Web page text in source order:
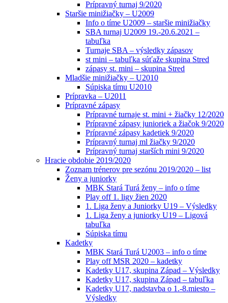
Prípravný turnaj 9/2020
Staršie minižiačky – U2009
Info o tíme U2009 – staršie minižiačky
SBA turnaj U2009 19.-20.6.2021 –
tabuľka
Turnaje SBA – výsledky zápasov
st mini – tabuľka súťaže skupina Stred
zápasy st. mini – skupina Stred
Mladšie minižiačky – U2010
Súpiska tímu U2010
Prípravka – U2011
Prípravné zápasy
Prípravné turnaje st. mini + žiačky 12/2020
Prípravné zápasy junioriek a žiačok 9/2020
Prípravné zápasy kadetiek 9/2020
Prípravný turnaj ml žiačky 9/2020
Prípravný turnaj starších mini 9/2020
Hracie obdobie 2019/2020
Zoznam trénerov pre sezónu 2019/2020 – list
Ženy a juniorky
MBK Stará Turá ženy – info o tíme
Play off 1. ligy žien 2020
1. Liga ženy a Juniorky U19 – Výsledky
1. Liga ženy a juniorky U19 – Ligová
tabuľka
Súpiska tímu
Kadetky
MBK Stará Turá U2003 – info o tíme
Play off MSR 2020 – kadetky
Kadetky U17, skupina Západ – Výsledky
Kadetky U17, skupina Západ – tabuľka
Kadetky U17, nadstavba o 1.-8.miesto –
Výsledky